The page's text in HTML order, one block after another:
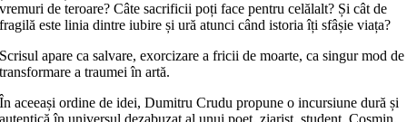
vremuri de teroare? Câte sacrificii poți face pentru celălalt? Și cât de
fragilă este linia dintre iubire și ură atunci când istoria îți sfâșie viața?
Scrisul apare ca salvare, exorcizare a fricii de moarte, ca singur mod de
transformare a traumei în artă.
În aceeași ordine de idei, Dumitru Crudu propune o incursiune dură și
autentică în universul dezabuzat al unui poet, ziarist, student. Cosmin,